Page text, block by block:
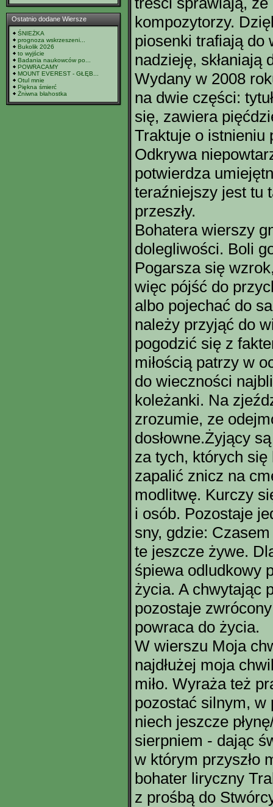
Ostatnio dodane Wiersze
ŚNIEŻKA
prognoza wskrzeszeni...
Bukolik 2026
to wyjście
Badania naukowców po...
POWRACAMY
MOUNT EVEREST - GŁĘB...
Otul mnie
Piękna śmierć
Żniwna błahostka
kompozytorzy.
piosenki trafiają do
nadzieję, skłaniają
Wydany w 2008
na dwie części:
się, zawiera
Traktuje o istnieniu
Odkrywa
potwierdza
teraźniejszy jest tu
przeszły.
Bohatera wierszy
dolegliwości. Boli
Pogarsza się
więc pójść do
albo pojechać do
należy przyjąć do
pogodzić się z
miłością patrzy w
do wieczności
koleżanki. Na
zrozumie, ze
dosłowne.Żyjący
za tych, których się
zapalić znicz na
modlitwę. Kurczy
i osób. Pozostaje
sny, gdzie:
te jeszcze żywe.
śpiewa odludkowy
życia. A chwytając
pozostaje
powraca do życia.
W wierszu Moja
najdłużej moja
miło. Wyraża też
pozostać silnym, w
niech jeszcze
sierpniem - dając
w którym przyszło
bohater liryczny
z prośbą do